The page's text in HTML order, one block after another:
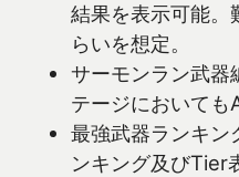
結果を表示可能。
らいを想定。
サーモンラン武器
テージにおいても
最強武器ランキン
ンキング及びTier